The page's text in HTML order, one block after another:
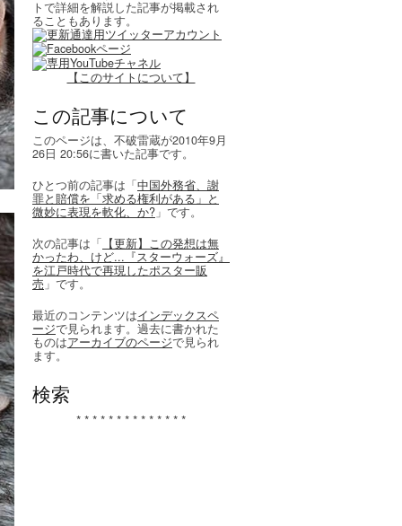
トで詳細を解説した記事が掲載され
ることもあります。
【このサイトについて】
この記事について
このページは、不破雷蔵が2010年9月
26日 20:56に書いた記事です。
ひとつ前の記事は「中国外務省、謝
罪と賠償を「求める権利がある」と
微妙に表現を軟化、か? 」です。
次の記事は「 【更新】この発想は無
かったわ、けど...『スターウォーズ』
を江戸時代で再現したポスター販
売 」です。
最近のコンテンツはインデックスペ
ージで見られます。過去に書かれた
ものはアーカイブのページで見られ
ます。
検索
* * * * * * * * * * * * * *